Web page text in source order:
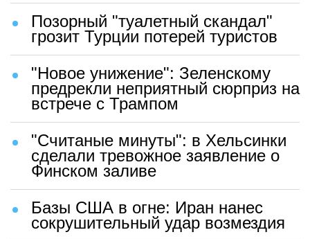
Позорный "туалетный скандал"
грозит Турции потерей туристов
"Новое унижение": Зеленскому
предрекли неприятный сюрприз на
встрече с Трампом
"Считаные минуты": в Хельсинки
сделали тревожное заявление о
Финском заливе
Базы США в огне: Иран нанес
сокрушительный удар возмездия